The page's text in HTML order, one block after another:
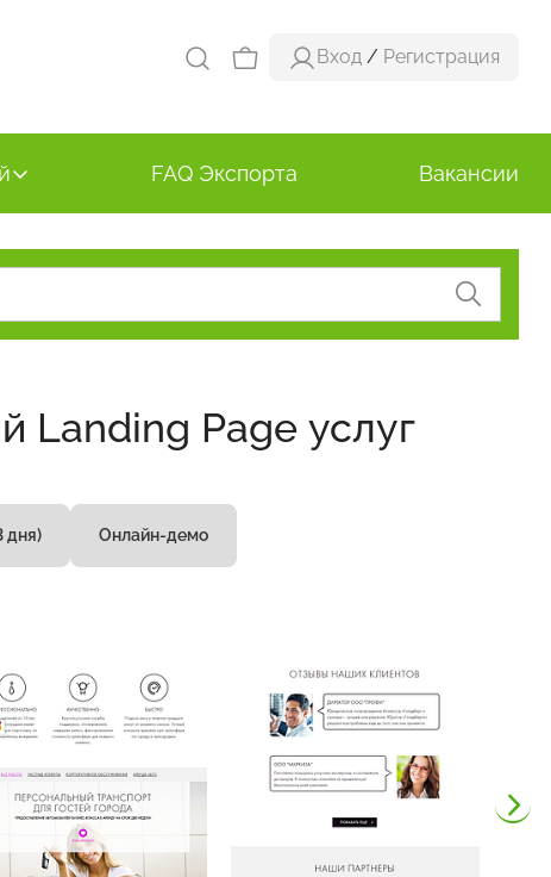
Вход / Регистрация
FAQ Экспорта Вакансии
Landing Page услуг
дня) Онлайн-демо